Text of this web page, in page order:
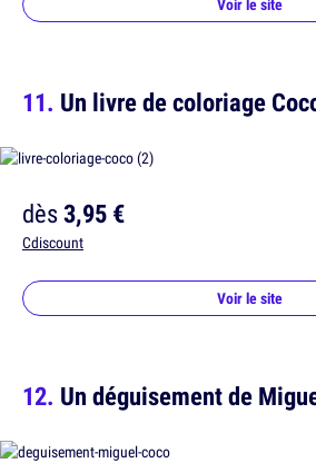
Un livre de coloriage
dès3,95 €
Cdiscount
Voir le site
Un déguisement de